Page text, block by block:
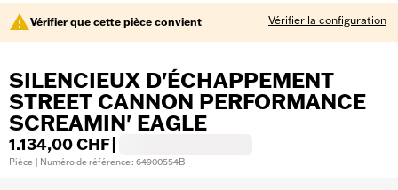
Vérifier que cette pièce convient Vérifier la configuration
SILENCIEUX D'ÉCHAPPEMENT
STREET CANNON PERFORMANCE
SCREAMIN' EAGLE
1.134,00 CHF
Pièce | Numéro de référence : 64900554B